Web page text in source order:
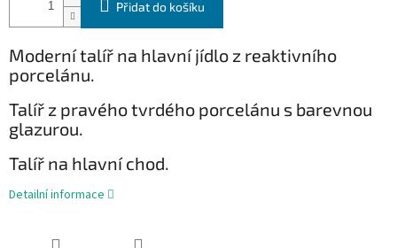
Přidat do košíku
Moderní talíř na hlavní jídlo z reaktivního
porcelánu.
Talíř z pravého tvrdého porcelánu s barevnou
glazurou.
Talíř na hlavní chod.
Detailní informace